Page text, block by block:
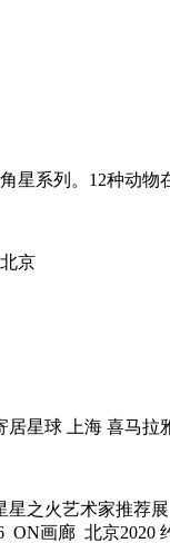
星系列。12种动
京
星球 上海 喜马拉
之火艺术家推荐
廊 北京2020 约